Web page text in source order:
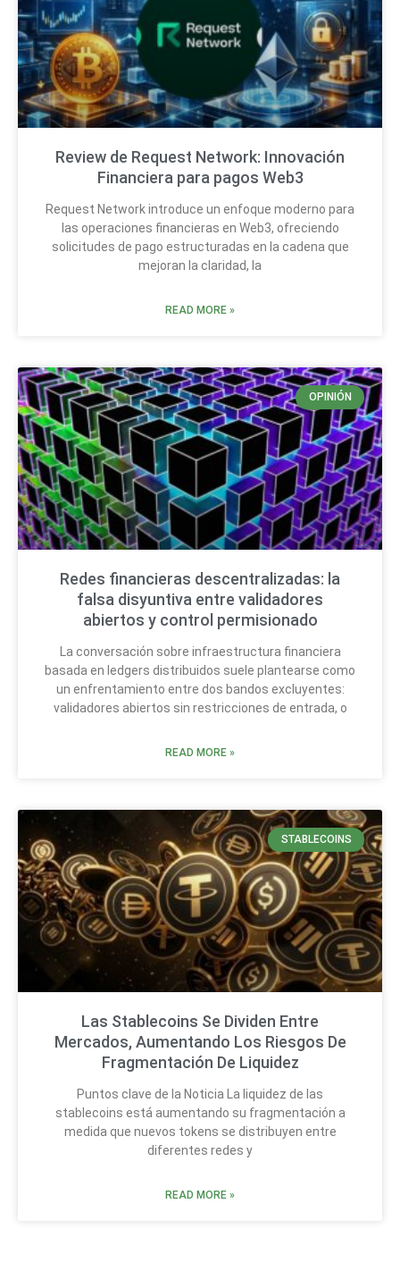
Review de Request Network: Innovación
Financiera para pagos Web3
Request Network introduce un enfoque moderno para
las operaciones financieras en Web3, ofreciendo
solicitudes de pago estructuradas en la cadena que
mejoran la claridad, la
READ MORE »
OPINIÓN
Redes financieras descentralizadas: la
falsa disyuntiva entre validadores
abiertos y control permisionado
La conversación sobre infraestructura financiera
basada en ledgers distribuidos suele plantearse como
un enfrentamiento entre dos bandos excluyentes:
validadores abiertos sin restricciones de entrada, o
READ MORE »
STABLECOINS
Las Stablecoins Se Dividen Entre
Mercados, Aumentando Los Riesgos De
Fragmentación De Liquidez
Puntos clave de la Noticia La liquidez de las
stablecoins está aumentando su fragmentación a
medida que nuevos tokens se distribuyen entre
diferentes redes y
READ MORE »